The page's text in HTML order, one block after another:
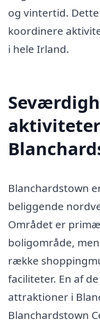
og vintertid.
koordinere
i hele Irland.
Blanchardstown
beliggende
Området er
boligområde,
række
faciliteter. En af
attraktioner i
Blanchardstown